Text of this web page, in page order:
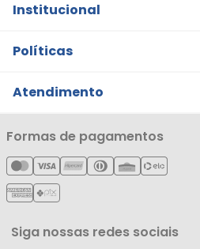
Institucional
Quem somos
Notícias
Cartão Líderzan
Políticas
Trocas e Devoluções
Política de Privacidade
Política de Entrega
Política de Reembolso
Atendimento
Minha Conta
Meus Pedidos
Meus Favoritos
Central de Atendimento
Formas de pagamentos
Siga nossas redes sociais